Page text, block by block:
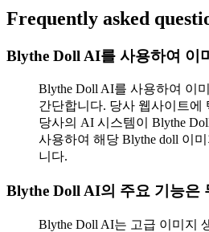
Frequently asked
Blythe Doll AI를 사용하여 이
Blythe Doll AI를 사용하여 이
간단합니다. 당사 웹사이트에
당사의 AI 시스템이 Blythe
사용하여 해당 Blythe doll 이
니다.
Blythe Doll AI의 주요 기능은
Blythe Doll AI는 고급 이미지